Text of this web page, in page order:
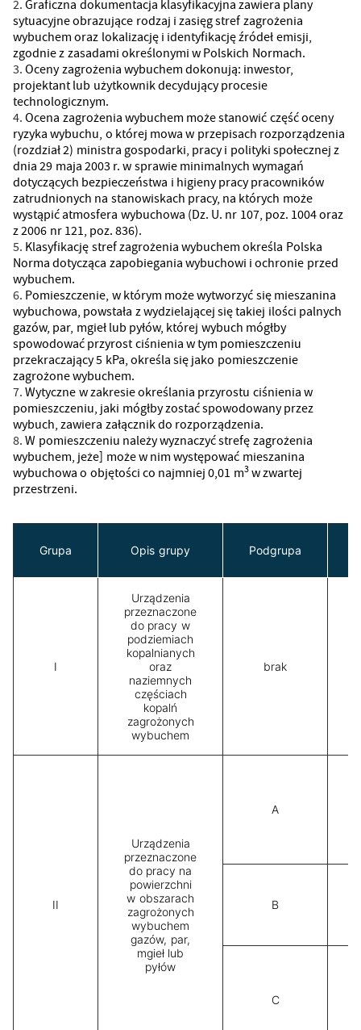
Graficzna dokumentacja klasyfikacyjna zawiera plany
sytuacyjne obrazujące rodzaj i zasięg stref zagrożenia
wybuchem oraz lokalizację i identyfikację źródeł emisji,
zgodnie z zasadami określonymi w Polskich Normach.
Oceny zagrożenia wybuchem dokonują: inwestor,
projektant lub użytkownik decydujący procesie
technologicznym.
Ocena zagrożenia wybuchem może stanowić część oceny
ryzyka wybuchu, o której mowa w przepisach rozporządzenia
(rozdział 2) ministra gospodarki, pracy i polityki społecznej z
dnia 29 maja 2003 r. w sprawie minimalnych wymagań
dotyczących bezpieczeństwa i higieny pracy pracowników
zatrudnionych na stanowiskach pracy, na których może
wystąpić atmosfera wybuchowa (Dz. U. nr 107, poz. 1004 oraz
z 2006 nr 121, poz. 836).
Klasyfikację stref zagrożenia wybuchem określa Polska
Norma dotycząca zapobiegania wybuchowi i ochronie przed
wybuchem.
Pomieszczenie, w którym może wytworzyć się mieszanina
wybuchowa, powstała z wydzielającej się takiej ilości palnych
gazów, par, mgieł lub pyłów, której wybuch mógłby
spowodować przyrost ciśnienia w tym pomieszczeniu
przekraczający 5 kPa, określa się jako pomieszczenie
zagrożone wybuchem.
Wytyczne w zakresie określania przyrostu ciśnienia w
pomieszczeniu, jaki mógłby zostać spowodowany przez
wybuch, zawiera załącznik do rozporządzenia.
W pomieszczeniu należy wyznaczyć strefę zagrożenia
wybuchem, jeże] może w nim występować mieszanina
wybuchowa o objętości co najmniej 0,01 m3w zwartej
przestrzeni.
Grupa Opis grupy Podgrupa
I
Urządzenia
przeznaczone
do pracy w
podziemiach
kopalnianych
oraz
naziemnych
częściach
kopalń
zagrożonych
wybuchem
brak
II
Urządzenia
przeznaczone
do pracy na
powierzchni
w obszarach
zagrożonych
wybuchem
gazów, par,
mgieł lub
pyłów
A
B
C